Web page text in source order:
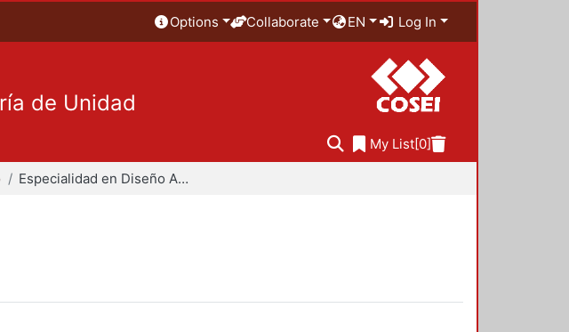
Options Collaborate EN Log In
de Unidad
My List[0]
Especialidad en Diseño Ambiental